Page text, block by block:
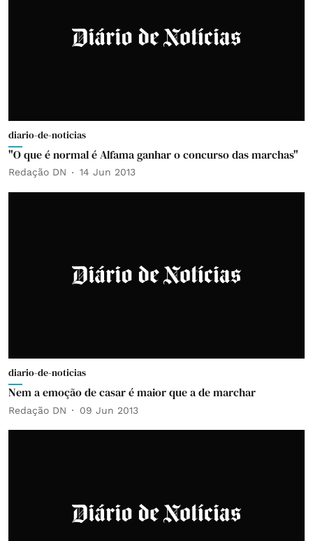
diario-de-noticias
"O que é normal é Alfama ganhar o concurso das marchas"
Redação DN 14 Jun 2013
diario-de-noticias
Nem a emoção de casar é maior que a de marchar
Redação DN 09 Jun 2013